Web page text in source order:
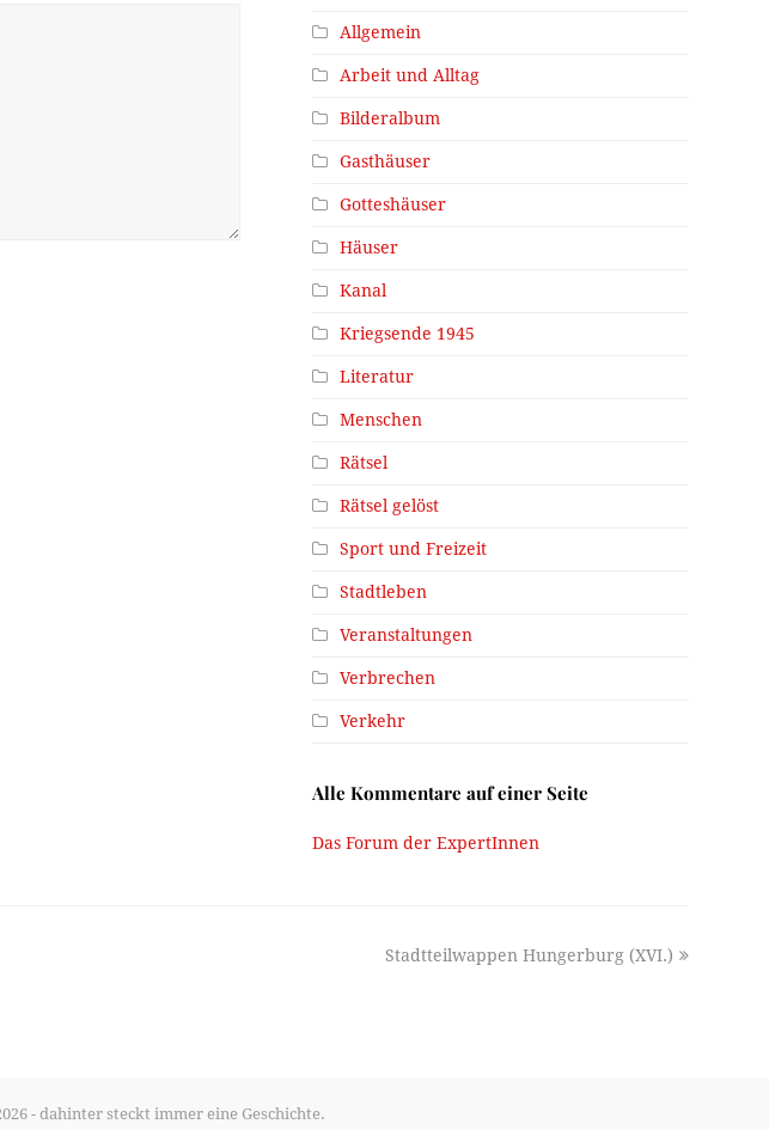
Allgemein
Arbeit und Alltag
Bilderalbum
Gasthäuser
Gotteshäuser
Häuser
Kanal
Kriegsende 1945
Literatur
Menschen
Rätsel
Rätsel gelöst
Sport und Freizeit
Stadtleben
Veranstaltungen
Verbrechen
Verkehr
Alle Kommentare auf einer Seite
Das Forum der ExpertInnen
next
Stadtteilwappen Hungerburg (XVI.)
- dahinter steckt immer eine Geschichte.